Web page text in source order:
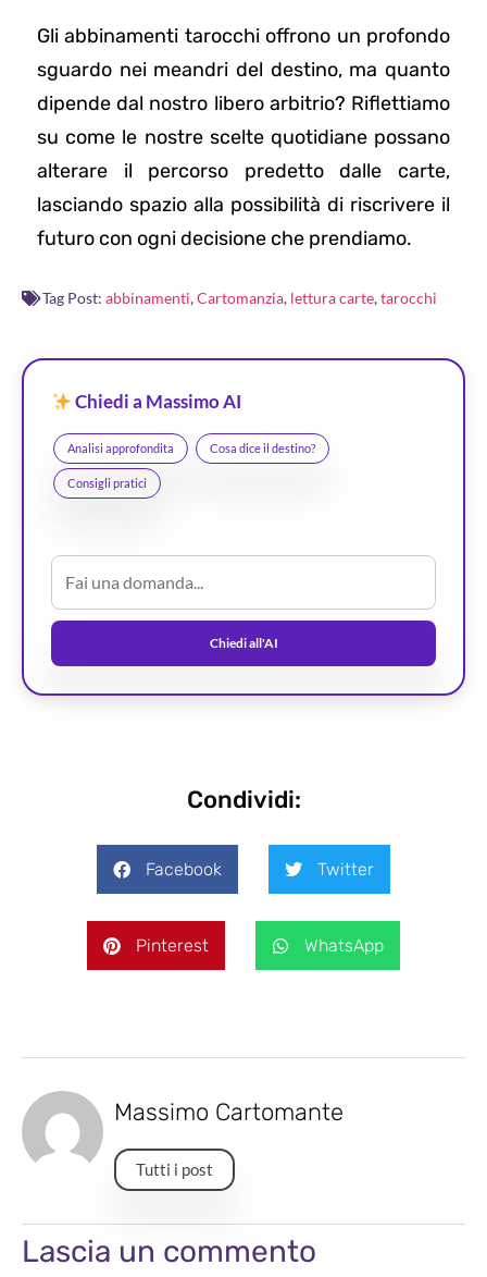
Gli abbinamenti tarocchi offrono un profondo
sguardo nei meandri del destino, ma quanto
dipende dal nostro libero arbitrio? Riflettiamo
su come le nostre scelte quotidiane possano
alterare il percorso predetto dalle carte,
lasciando spazio alla possibilità di riscrivere il
futuro con ogni decisione che prendiamo.
Tag Post: abbinamenti,Cartomanzia, lettura carte,tarocchi
Chiedi a Massimo AI
Analisi approfondita Cosa dice il destino?
Consigli pratici
Chiedi all'AI
Condividi:
Facebook Twitter
Pinterest WhatsApp
Massimo Cartomante
Tutti i post
Lascia un commento